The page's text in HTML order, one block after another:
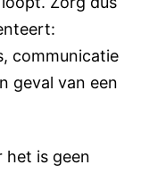
communicatie
geval van een
het is geen